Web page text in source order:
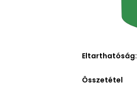
Eltarthatóság:
Összetétel